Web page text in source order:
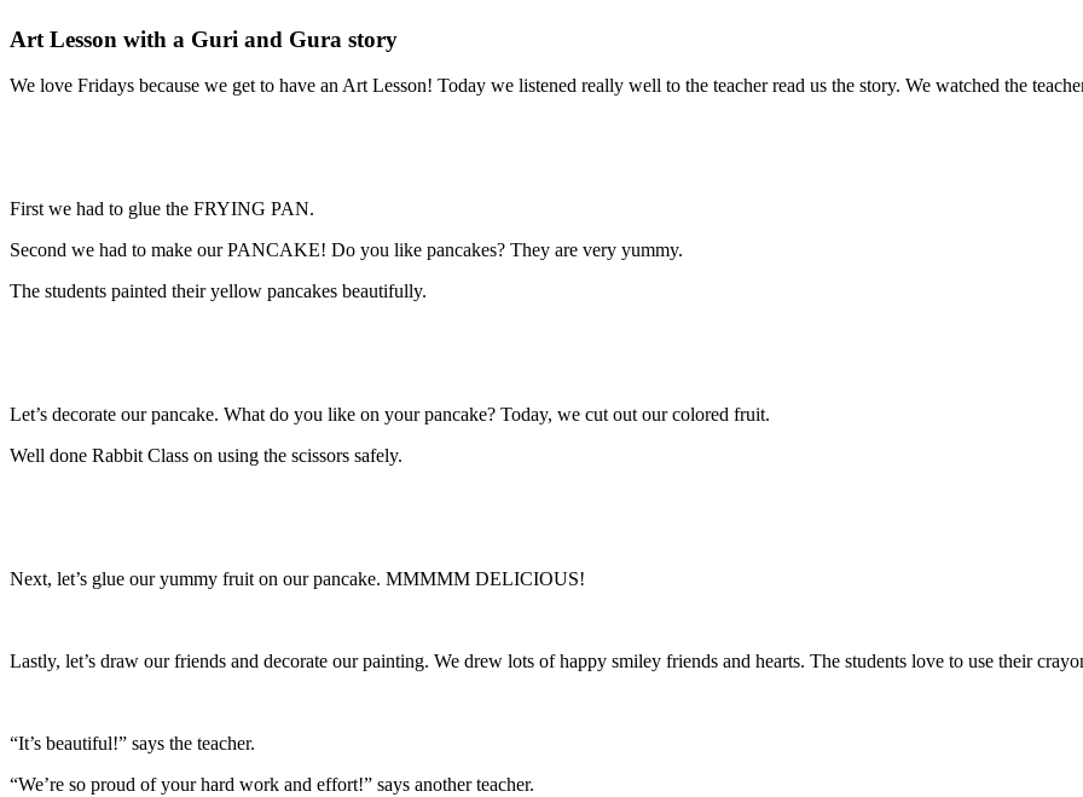
Art Lesson with a Guri and Gura story
We love Fridays because we get to have an Art Lesson! Today we listened really well to the teacher read us the story. We watched the
First we had to glue the FRYING PAN.
Second we had to make our PANCAKE! Do you like pancakes? They are very yummy.
The students painted their yellow pancakes beautifully.
Let’s decorate our pancake. What do you like on your pancake? Today, we cut out our colored fruit.
Well done Rabbit Class on using the scissors safely.
Next, let’s glue our yummy fruit on our pancake. MMMMM DELICIOUS!
Lastly, let’s draw our friends and decorate our painting. We drew lots of happy smiley friends and hearts. The students love to use their
“It’s beautiful!” says the teacher.
“We’re so proud of your hard work and effort!” says another teacher.